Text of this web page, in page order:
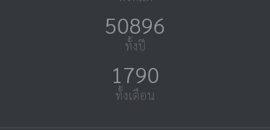
50896
ทั้งปี
1790
ทั้งเดือน